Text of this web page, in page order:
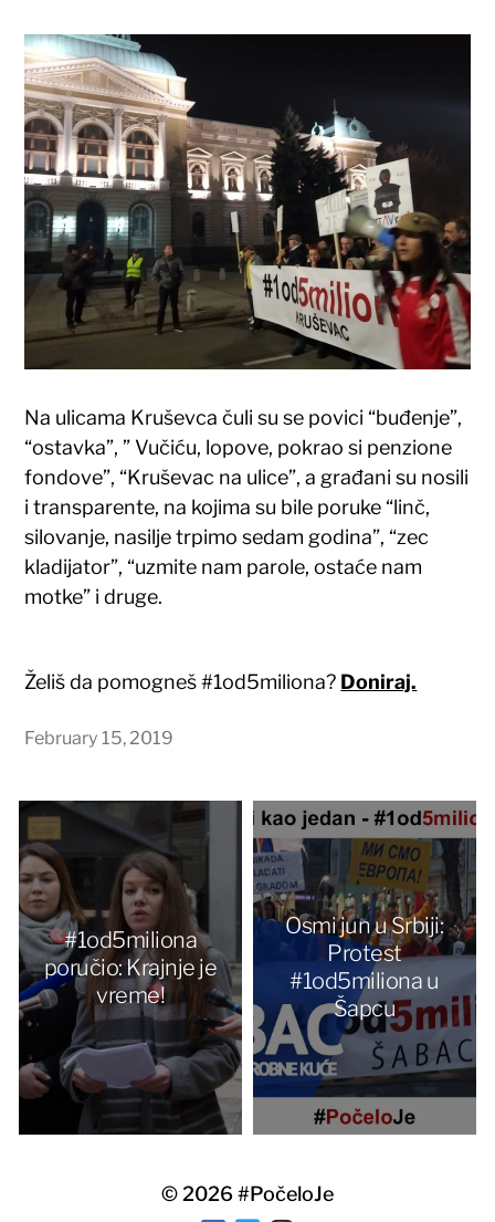
Na ulicama Kruševca čuli su se povici “buđenje”,
“ostavka”, ” Vučiću, lopove, pokrao si penzione
fondove”, “Kruševac na ulice”, a građani su nosili
i transparente, na kojima su bile poruke “linč,
silovanje, nasilje trpimo sedam godina”, “zec
kladijator”, “uzmite nam parole, ostaće nam
motke” i druge.
Želiš da pomogneš #1od5miliona? Doniraj.
February 15, 2019
#1od5miliona
poručio: Krajnje je
vreme!
Osmi jun u Srbiji:
Protest
#1od5miliona u
Šapcu
© 2026#PočeloJe